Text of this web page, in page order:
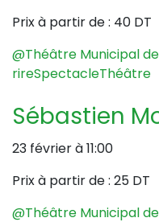
Prix à partir de : 40 DT
@Théâtre Municipal
rireSpectacleThéâtre
Sébastien
23 février à 11:00
Prix à partir de : 25 DT
@Théâtre Municipal